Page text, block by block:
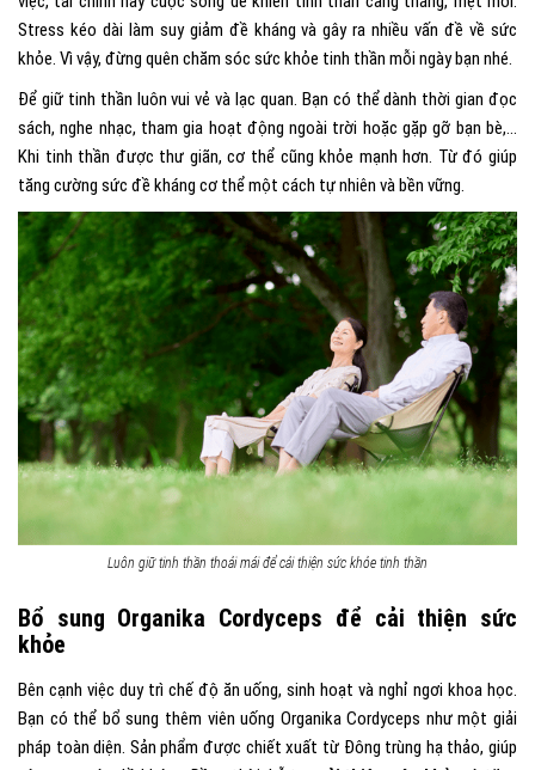
Stress kéo dài làm suy giảm đề kháng và gây ra nhiều vấn đề về sức
khỏe. Vì vậy, đừng quên chăm sóc sức khỏe tinh thần mỗi ngày bạn nhé.
Để giữ tinh thần luôn vui vẻ và lạc quan. Bạn có thể dành thời gian đọc
sách, nghe nhạc, tham gia hoạt động ngoài trời hoặc gặp gỡ bạn bè,…
Khi tinh thần được thư giãn, cơ thể cũng khỏe mạnh hơn. Từ đó giúp
tăng cường sức đề kháng cơ thể một cách tự nhiên và bền vững.
Luôn giữ tinh thần thoải mái để cải thiện sức khỏe tinh thần
Bổ sung Organika Cordyceps để cải thiện sức
khỏe
Bên cạnh việc duy trì chế độ ăn uống, sinh hoạt và nghỉ ngơi khoa học.
Bạn có thể bổ sung thêm viên uống Organika Cordyceps như một giải
pháp toàn diện. Sản phẩm được chiết xuất từ Đông trùng hạ thảo, giúp